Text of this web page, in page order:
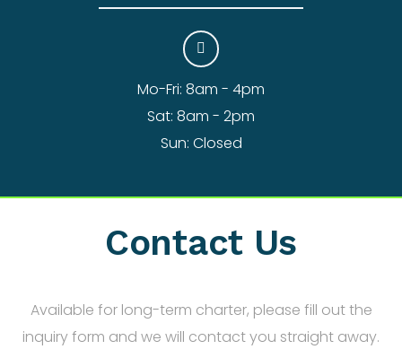
Contact Us
Available for long-term charter, please fill out the
inquiry form and we will contact you straight away.
Mo-Fri: 8am - 4pm
Sat: 8am - 2pm
Sun: Closed